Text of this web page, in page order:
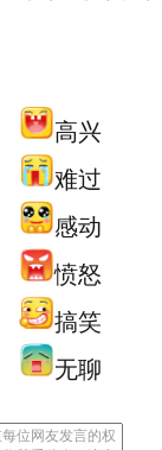
高兴
难过
感动
愤怒
搞笑
无聊